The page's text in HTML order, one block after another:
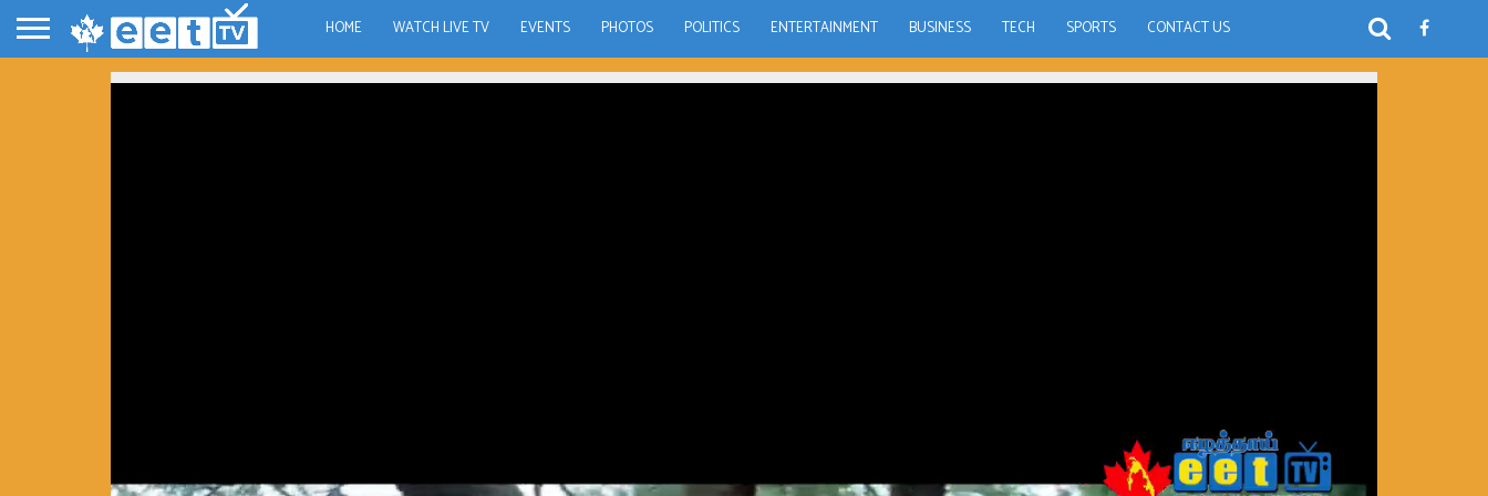
HOME WATCH LIVE TV EVENTS PHOTOS POLITICS ENTERTAINMENT BUSINESS TECH SPORTS CONTACT US